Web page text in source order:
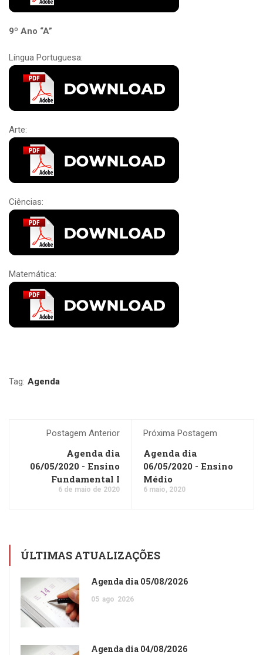
9º Ano “A”
Língua Portuguesa:
Arte:
Ciências:
Matemática:
Tag: Agenda
Postagem Anterior
Agenda dia
06/05/2020 - Ensino
Fundamental I
6 de maio de 2020
Próxima Postagem
Agenda dia
06/05/2020 - Ensino
Médio
6 maio, 2020
ÚLTIMAS ATUALIZAÇÕES
Agenda dia 05/08/2026
05 ago 2026
Agenda dia 04/08/2026